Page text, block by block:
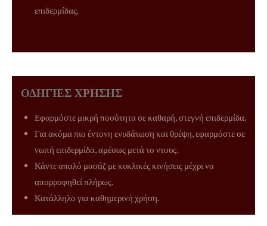
επιδερμίδας.
ΟΔΗΓΙΕΣ ΧΡΗΣΗΣ
Εφαρμόστε μικρή ποσότητα σε καθαρή, στεγνή επιδερμίδα.
Για ακόμα πιο έντονη ενυδάτωση και θρέψη, εφαρμόστε σε
νωπή επιδερμίδα, αμέσως μετά το ντους.
Κάντε απαλό μασάζ με κυκλικές κινήσεις μέχρι να
απορροφηθεί πλήρως.
Κατάλληλο για καθημερινή χρήση.